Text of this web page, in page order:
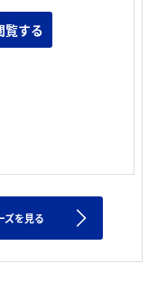
覧する
ズを見る